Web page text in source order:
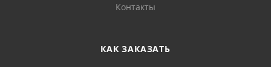
Контакты
КАК ЗАКАЗАТЬ